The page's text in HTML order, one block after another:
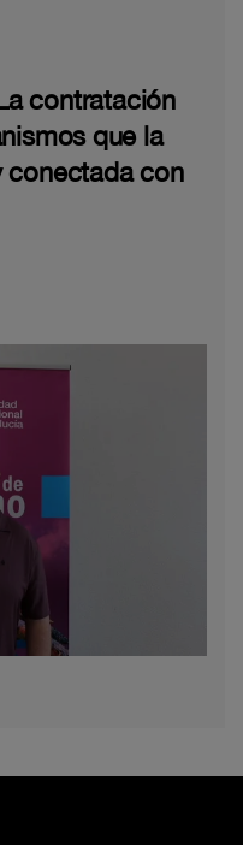
contratación
que la
conectada con